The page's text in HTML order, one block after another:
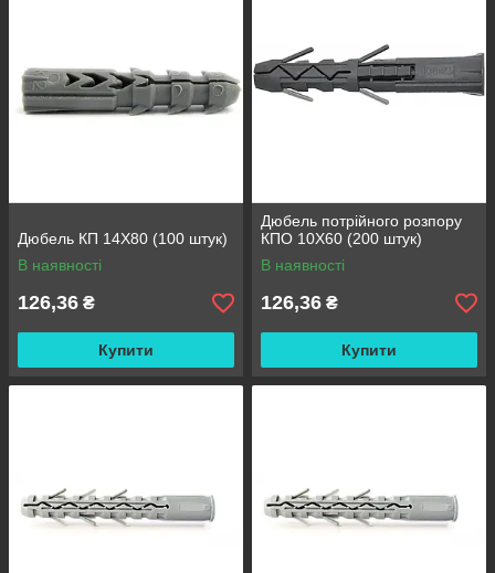
Дюбель КП 14Х80 (100 штук)
В наявності
126,36 ₴
Купити
Дюбель потрійного розпору
КПО 10X60 (200 штук)
В наявності
126,36 ₴
Купити